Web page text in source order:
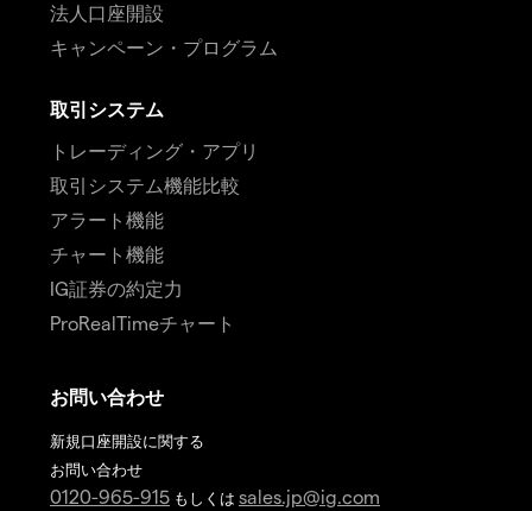
法人口座開設
キャンペーン・プログラム
取引システム
トレーディング・アプリ
取引システム機能比較
アラート機能
チャート機能
IG証券の約定力
ProRealTimeチャート
お問い合わせ
新規口座開設に関する
お問い合わせ
0120-965-915 もしくは sales.jp@ig.com